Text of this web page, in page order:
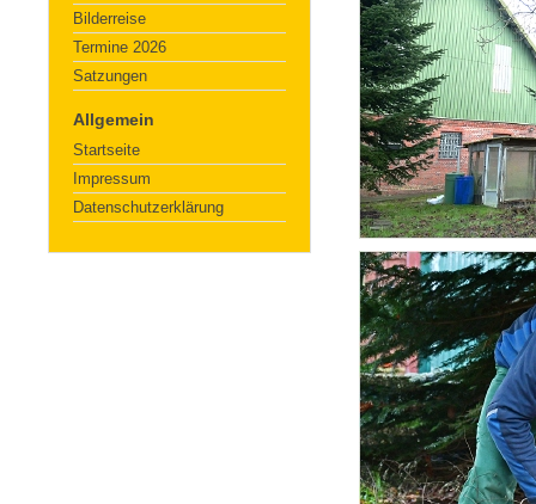
Bilderreise
Termine 2026
Satzungen
Allgemein
Startseite
Impressum
Datenschutzerklärung